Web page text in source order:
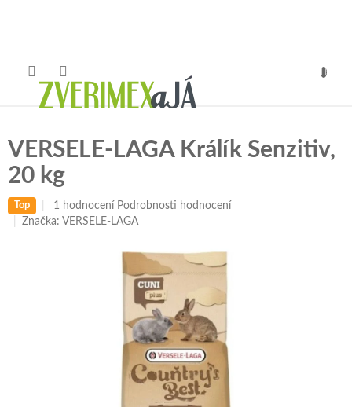
VERSELE-LAGA Králík Senzitiv,
20 kg
Top
Průměrné
hodnocení
1 hodnocení Podrobnosti hodnocení
Značka: VERSELE-LAGA